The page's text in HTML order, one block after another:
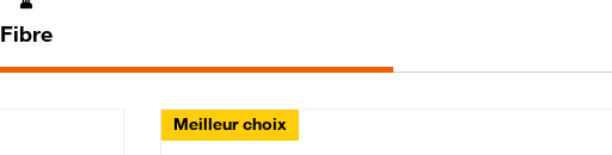
Fibre
Meilleur choix